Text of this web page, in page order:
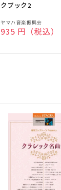
クブック2
販
売
ヤマハ音楽振興会
通常価格
935 円（税込）